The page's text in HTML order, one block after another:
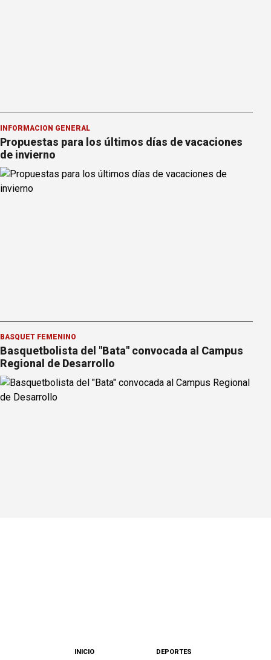
INFORMACION GENERAL
Propuestas para los últimos días de vacaciones
de invierno
BÁSQUET FEMENINO
Basquetbolista del "Bata" convocada al Campus
Regional de Desarrollo
INICIO DEPORTES